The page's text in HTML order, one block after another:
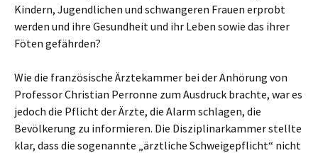
Kindern, Jugendlichen und schwangeren Frauen erprobt
werden und ihre Gesundheit und ihr Leben sowie das ihrer
Föten gefährden?
Wie die französische Ärztekammer bei der Anhörung von
Professor Christian Perronne zum Ausdruck brachte, war es
jedoch die Pflicht der Ärzte, die Alarm schlagen, die
Bevölkerung zu informieren. Die Disziplinarkammer stellte
klar, dass die sogenannte „ärztliche Schweigepflicht“ nicht